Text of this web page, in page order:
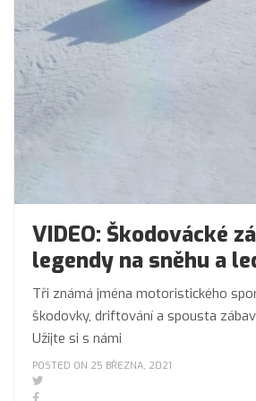
VIDEO: Škodovácké
legendy na sněhu a
Tři známá jména motoristického
škodovky, driftování a spousta
Užijte si s námi
POSTED ON 25 BŘEZNA, 2021